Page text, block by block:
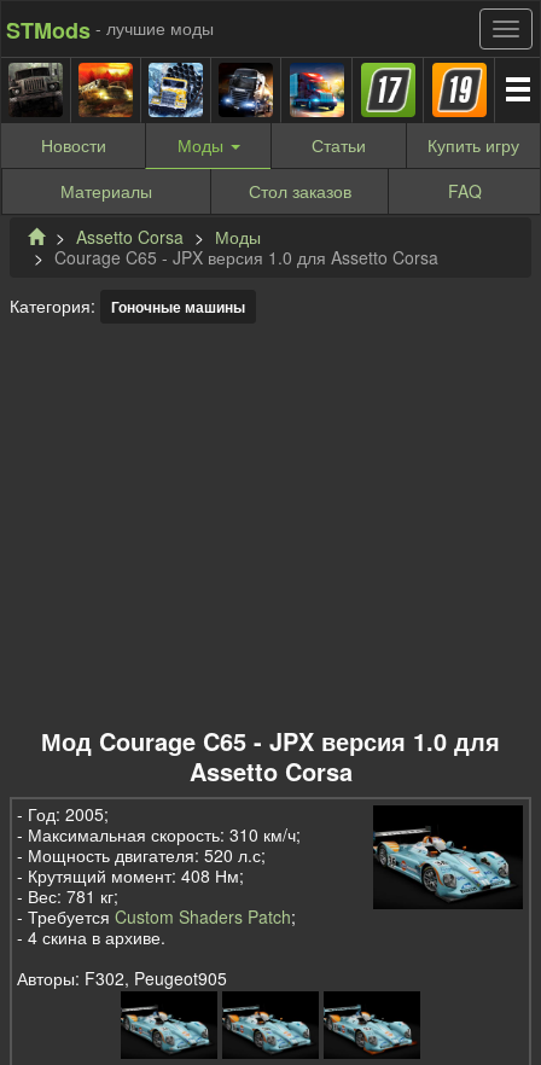
STMods - лучшие моды
Новости Моды Статьи Купить игру
Материалы
Стол заказов
FAQ
Assetto Corsa
Моды
Courage C65 - JPX версия 1.0 для Assetto Corsa
Категория: Гоночные машины
Мод Courage C65 - JPX версия 1.0 для
Assetto Corsa
- Год: 2005;
- Максимальная скорость: 310 км/ч;
- Мощность двигателя: 520 л.с;
- Крутящий момент: 408 Нм;
- Вес: 781 кг;
- ТребуетсяCustom Shaders Patch;
- 4 скина в архиве.
Авторы: F302, Peugeot905